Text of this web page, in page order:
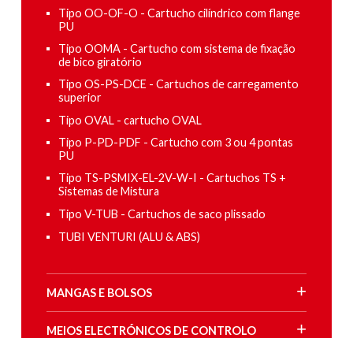
Tipo OO-OF-O - Cartucho cilíndrico com flange
PU
Tipo OOMA - Cartucho com sistema de fixação
de bico giratório
Tipo OS-PS-DCE - Cartuchos de carregamento
superior
Tipo OVAL - cartucho OVAL
Tipo P-PD-PDF - Cartucho com 3 ou 4 pontas
PU
Tipo TS-PSMIX-EL-2V-W-I - Cartuchos TS +
Sistemas de Mistura
Tipo V-TUB - Cartuchos de saco plissado
TUBI VENTURI (ALU & ABS)
MANGAS E BOLSOS
MEIOS ELECTRÓNICOS DE CONTROLO